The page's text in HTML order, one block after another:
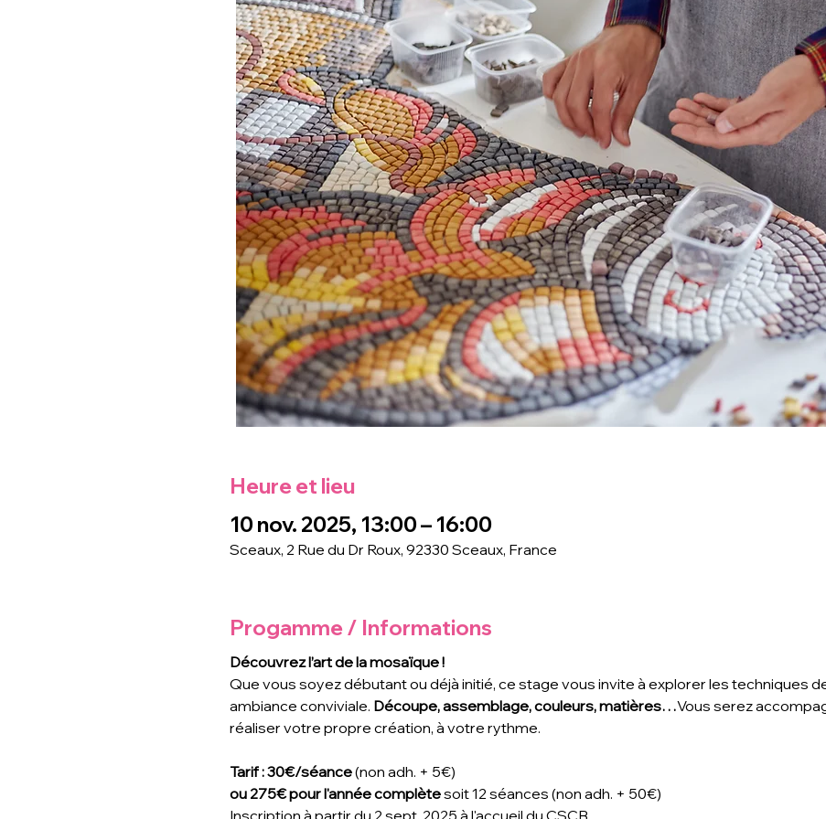
Heure et lieu
10 nov. 2025, 13:00 – 16:00
Sceaux, 2 Rue du Dr Roux, 92330 Sceaux, France
Progamme / Informations
Découvrez l’art de la mosaïque !
Que vous soyez débutant ou déjà initié, ce stage vous invite à explorer les techniques
ambiance conviviale. Découpe, assemblage, couleurs, matières…Vous serez
réaliser votre propre création, à votre rythme.
Tarif : 30€/séance (non adh. + 5€)
ou 275€ pour l'année complète soit 12 séances (non adh. + 50€)
Inscription à partir du 2 sept. 2025 à l'accueil du CSCB